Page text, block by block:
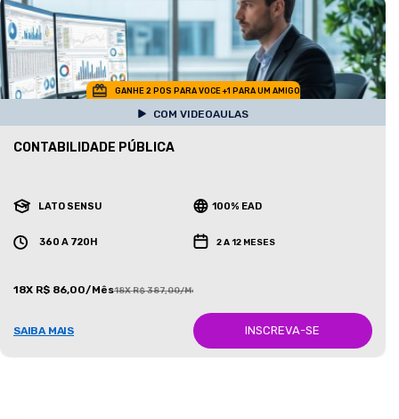
GANHE 2 POS PARA VOCE +1 PARA UM AMIGO
COM VIDEOAULAS
CONTABILIDADE PÚBLICA
LATO SENSU 100% EAD
360 A 720H 2 A 12 MESES
18X R$ 86,00/Mês18X R$ 387,00/Mês
SAIBA MAIS INSCREVA-SE